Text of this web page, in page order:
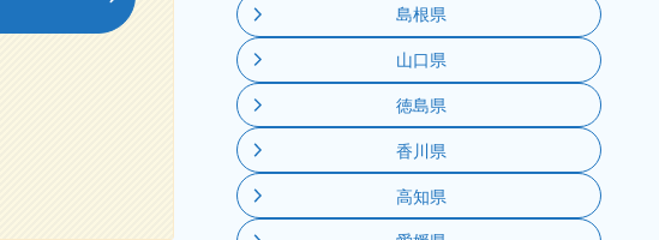
島根県
山口県
徳島県
香川県
高知県